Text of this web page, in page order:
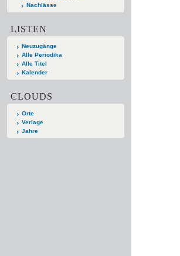
Nachlässe
LISTEN
Neuzugänge
Alle Periodika
Alle Titel
Kalender
CLOUDS
Orte
Verlage
Jahre